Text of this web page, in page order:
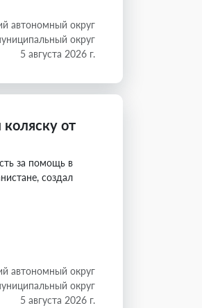
автономный округ
округ
5 августа 2026 г.
от
за помощь в
создал
автономный округ
округ
5 августа 2026 г.